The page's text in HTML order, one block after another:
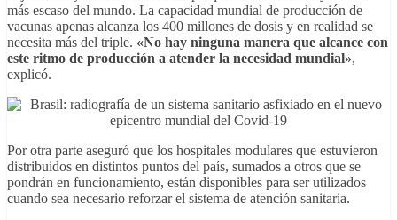
más escaso del mundo. La capacidad mundial de producción de
vacunas apenas alcanza los 400 millones de dosis y en realidad se
necesita más del triple. «No hay ninguna manera que alcance con
este ritmo de producción a atender la necesidad mundial»,
explicó.
Por otra parte aseguró que los hospitales modulares que estuvieron
distribuidos en distintos puntos del país, sumados a otros que se
pondrán en funcionamiento, están disponibles para ser utilizados
cuando sea necesario reforzar el sistema de atención sanitaria.